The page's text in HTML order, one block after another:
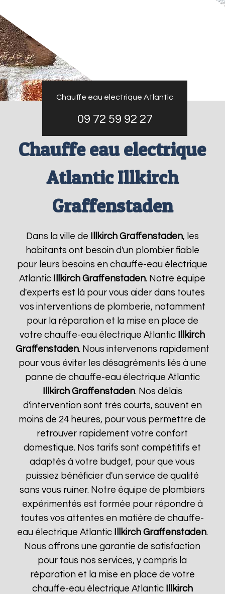
Chauffe eau electrique Atlantic
09 72 59 92 27
Chauffe eau electrique
Atlantic Illkirch
Graffenstaden
Dans la ville de Illkirch Graffenstaden, les
habitants ont besoin d'un plombier fiable
pour leurs besoins en chauffe-eau électrique
Atlantic
Illkirch Graffenstaden. Notre équipe
d'experts est là pour vous aider dans toutes
vos interventions de plomberie, notamment
pour la réparation et la mise en place de
votre chauffe-eau électrique Atlantic
Illkirch
Graffenstaden. Nous intervenons rapidement
pour vous éviter les désagréments liés à une
panne de chauffe-eau électrique Atlantic
Illkirch Graffenstaden. Nos délais
d'intervention sont très courts, souvent en
moins de 24 heures, pour vous permettre de
retrouver rapidement votre confort
domestique. Nos tarifs sont compétitifs et
adaptés à votre budget, pour que vous
puissiez bénéficier d'un service de qualité
sans vous ruiner. Notre équipe de plombiers
expérimentés est formée pour répondre à
toutes vos attentes en matière de chauffe-
eau électrique Atlantic
Illkirch Graffenstaden.
Nous offrons une garantie de satisfaction
pour tous nos services, y compris la
réparation et la mise en place de votre
chauffe-eau électrique Atlantic
Illkirch